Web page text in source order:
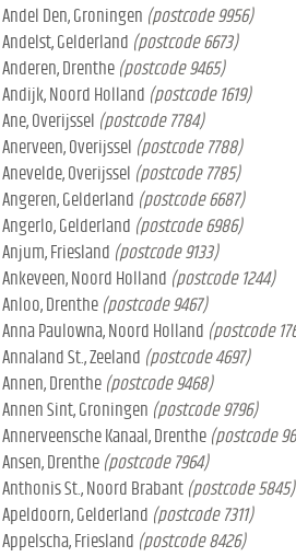
Den, Groningen (postcode 9956)
Gelderland (postcode 6673)
Drenthe (postcode 9465)
Noord Holland (postcode 1619)
Overijssel (postcode 7784)
Overijssel (postcode 7788)
Overijssel (postcode 7785)
Gelderland (postcode 6687)
Gelderland (postcode 6986)
Friesland (postcode 9133)
Noord Holland (postcode 1244)
Drenthe (postcode 9467)
Paulowna, Noord Holland (postcode
St., Zeeland (postcode 4697)
Drenthe (postcode 9468)
Sint, Groningen (postcode 9796)
Kanaal, Drenthe (postcode
Drenthe (postcode 7964)
St., Noord Brabant (postcode 5845)
Gelderland (postcode 7311)
Friesland (postcode 8426)